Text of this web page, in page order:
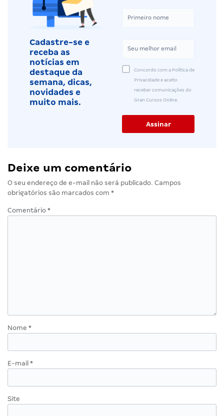
Cadastre-se e
receba as
notícias em
destaque da
semana, dicas,
novidades e
muito mais.
Concordo com a Política de
Privacidade e aceito
receber comunicações do
Gran Cursos Online.
Deixe um comentário
O seu endereço de e-mail não será publicado. Campos
obrigatórios são marcados com *
Comentário *
Nome *
E-mail *
Site